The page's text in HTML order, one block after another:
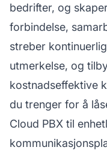
bedrifter, og
forbindelse,
streber
utmerkelse, og
kostnadseffektive
du trenger for å
Cloud PBX til